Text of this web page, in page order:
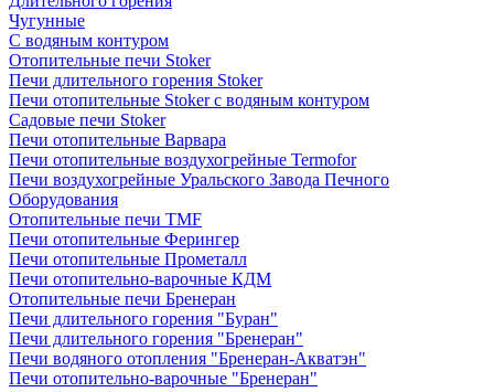
Чугунные
C водяным контуром
Отопительные печи Stoker
Печи длительного горения Stoker
Печи отопительные Stoker с водяным контуром
Садовые печи Stoker
Печи отопительные Варвара
Печи отопительные воздухогрейные Termofor
Печи воздухогрейные Уральского Завода Печного
Оборудования
Отопительные печи TMF
Печи отопительные Ферингер
Печи отопительные Прометалл
Печи отопительно-варочные КДМ
Отопительные печи Бренеран
Печи длительного горения "Буран"
Печи длительного горения "Бренеран"
Печи водяного отопления "Бренеран-Акватэн"
Печи отопительно-варочные "Бренеран"